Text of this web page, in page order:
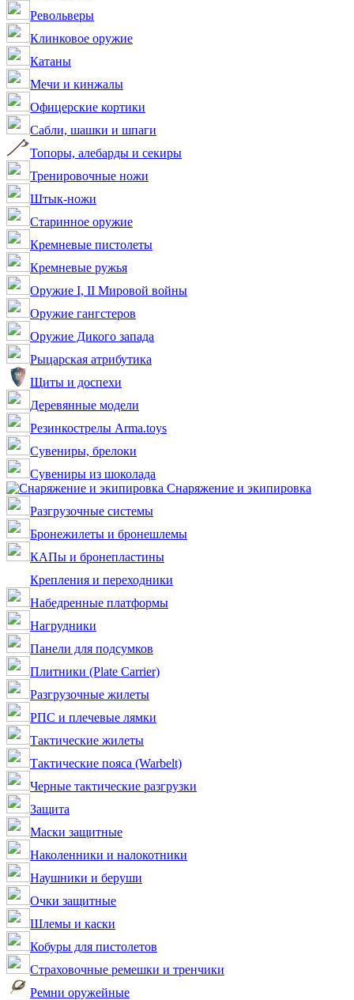
Револьверы
Клинковое оружие
Катаны
Мечи и кинжалы
Офицерские кортики
Сабли, шашки и шпаги
Топоры, алебарды и секиры
Тренировочные ножи
Штык-ножи
Старинное оружие
Кремневые пистолеты
Кремневые ружья
Оружие I, II Мировой войны
Оружие гангстеров
Оружие Дикого запада
Рыцарская атрибутика
Щиты и доспехи
Деревянные модели
Резинкострелы Arma.toys
Сувениры, брелоки
Сувениры из шоколада
Снаряжение и экипировка
Разгрузочные системы
Бронежилеты и бронешлемы
КАПы и бронепластины
Крепления и переходники
Набедренные платформы
Нагрудники
Панели для подсумков
Плитники (Plate Carrier)
Разгрузочные жилеты
РПС и плечевые лямки
Тактические жилеты
Тактические пояса (Warbelt)
Черные тактические разгрузки
Защита
Маски защитные
Наколенники и налокотники
Наушники и беруши
Очки защитные
Шлемы и каски
Кобуры для пистолетов
Страховочные ремешки и тренчики
Ремни оружейные